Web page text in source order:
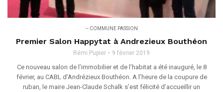
-- COMMUNE PASSION
Premier Salon Happytat à Andrezieux Bouthéon
Rémi Pupier 9 février 2019
Ce nouveau salon de l’immobilier et de l’habitat a été inauguré, le 8
février, au CABL d’Andrézieux Bouthéon. A l’heure de la coupure de
ruban, le maire Jean-Claude Schalk s’est félicité d’accueillir un